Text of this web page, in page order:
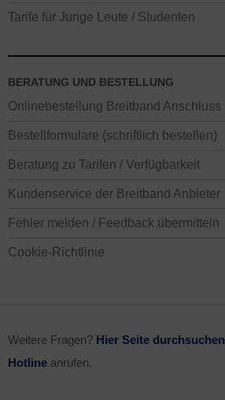
Tarife für Junge Leute / Studenten
BERATUNG UND BESTELLUNG
Onlinebestellung Breitband Anschluss
Bestellformulare (schriftlich bestellen)
Beratung zu Tarifen / Verfügbarkeit
Kundenservice der Breitband Anbieter
Fehler melden / Feedback übermitteln
Cookie-Richtlinie
Weitere Fragen? Hier Seite durchsuchen
Hotline anrufen.